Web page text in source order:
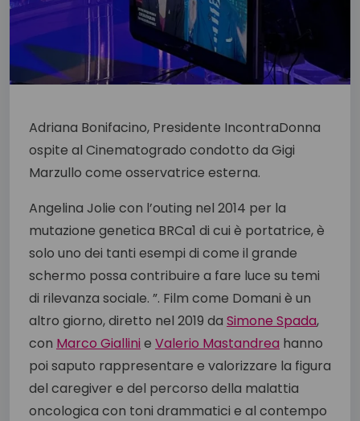
Adriana Bonifacino, Presidente IncontraDonna
ospite al Cinematogrado condotto da Gigi
Marzullo come osservatrice esterna.
Angelina Jolie con l’outing nel 2014 per la
mutazione genetica BRCa1 di cui è portatrice, è
solo uno dei tanti esempi di come il grande
schermo possa contribuire a fare luce su temi
di rilevanza sociale. ”. Film come Domani è un
altro giorno, diretto nel 2019 da Simone Spada,
con Marco Giallinie Valerio Mastandrea hanno
poi saputo rappresentare e valorizzare la figura
del caregiver e del percorso della malattia
oncologica con toni drammatici e al contempo